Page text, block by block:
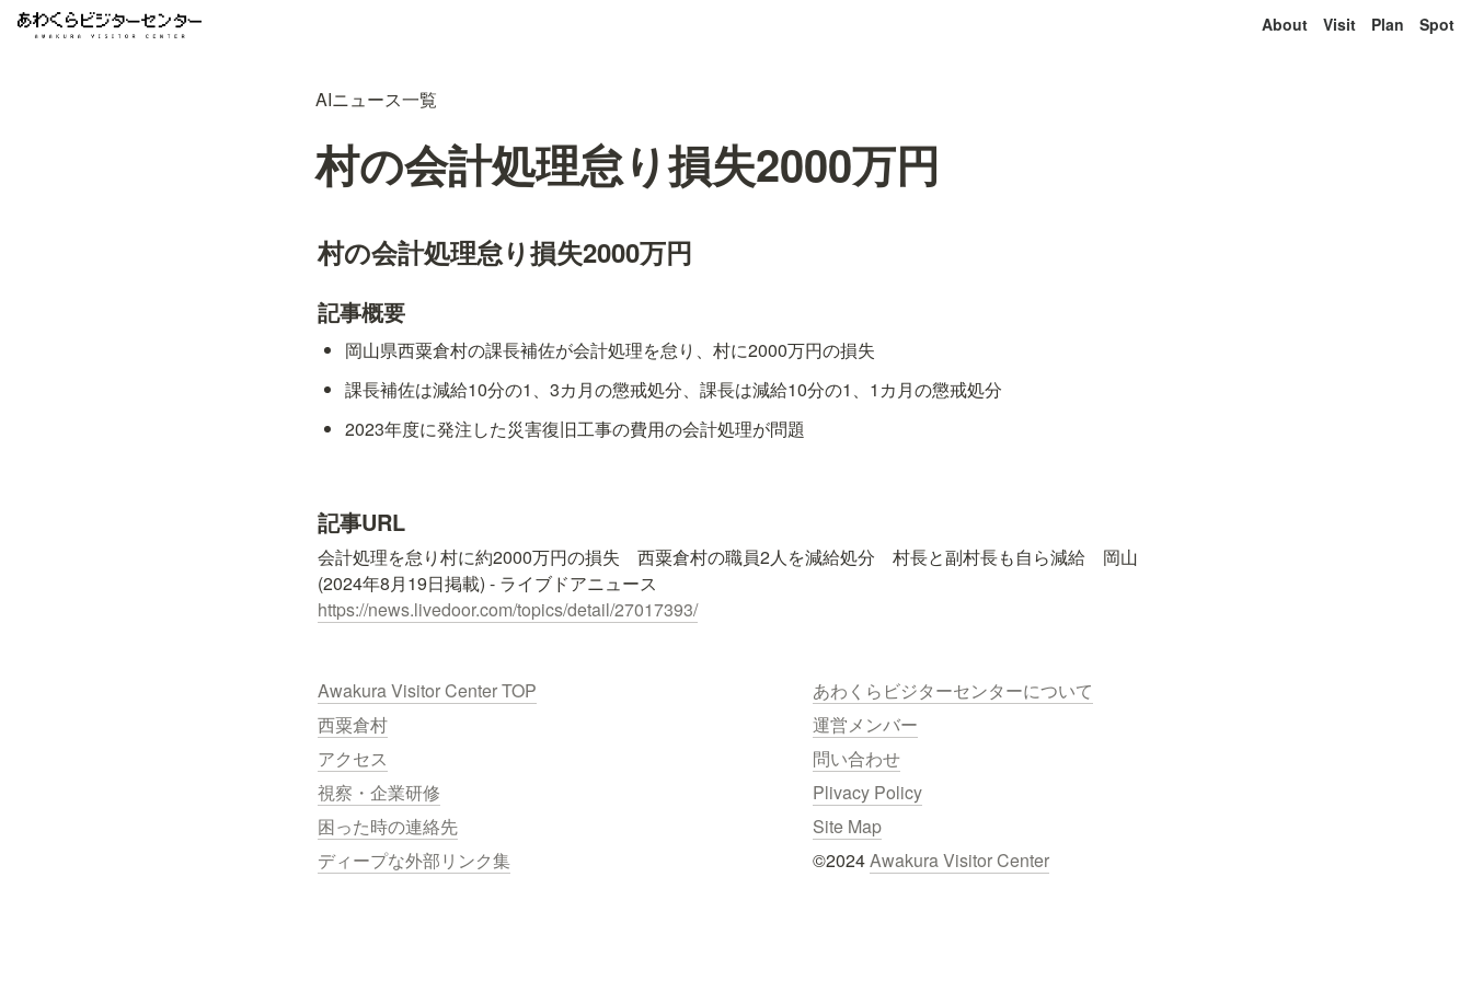
About Visit Plan Spot
AIニュース一覧
村の会計処理怠り損失2000万円
村の会計処理怠り損失2000万円
記事概要
岡山県西粟倉村の課長補佐が会計処理を怠り、村に2000万円の損失
課長補佐は減給10分の1、3カ月の懲戒処分、課長は減給10分の1、1カ月の懲戒処分
2023年度に発注した災害復旧工事の費用の会計処理が問題
記事URL
会計処理を怠り村に約2000万円の損失　西粟倉村の職員2人を減給処分　村長と副村長も自ら減給　岡山
https://news.livedoor.com/topics/detail/27017393/
Awakura Visitor Center TOP
西粟倉村
アクセス
視察・企業研修
困った時の連絡先
ディープな外部リンク集
あわくらビジターセンターについて
運営メンバー
問い合わせ
Plivacy Policy
Site Map
©2024 Awakura Visitor Center